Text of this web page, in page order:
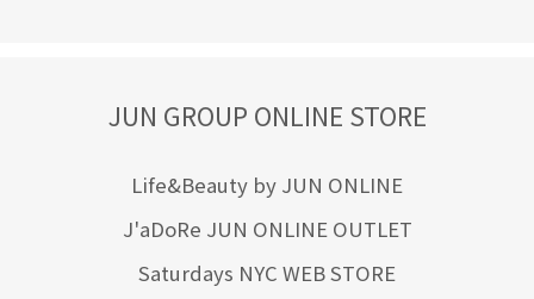
JUN GROUP ONLINE STORE
Life&Beauty by JUN ONLINE
J'aDoRe JUN ONLINE OUTLET
Saturdays NYC WEB STORE